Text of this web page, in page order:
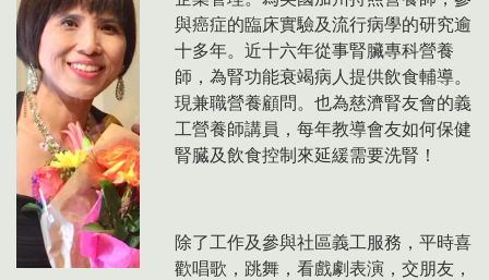
與癌症的臨床實驗及流行病學的研究逾
十多年。近十六年從事腎臟專科營養
師，為腎功能衰竭病人提供飲食輔導。
現兼職營養顧問。也為慈濟腎友會的義
工營養師講員，每年教導會友如何保健
腎臓及飲食控制來延緩需要洗腎！
除了工作及參與社區義工服務，平時喜
歡唱歌，跳舞，看戲劇表演，交朋友，